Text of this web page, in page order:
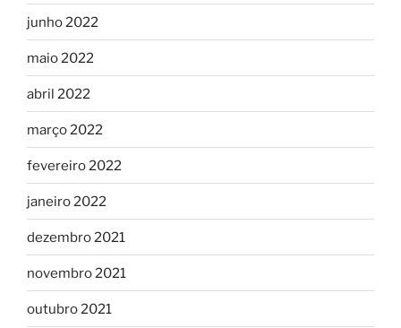
junho 2022
maio 2022
abril 2022
março 2022
fevereiro 2022
janeiro 2022
dezembro 2021
novembro 2021
outubro 2021